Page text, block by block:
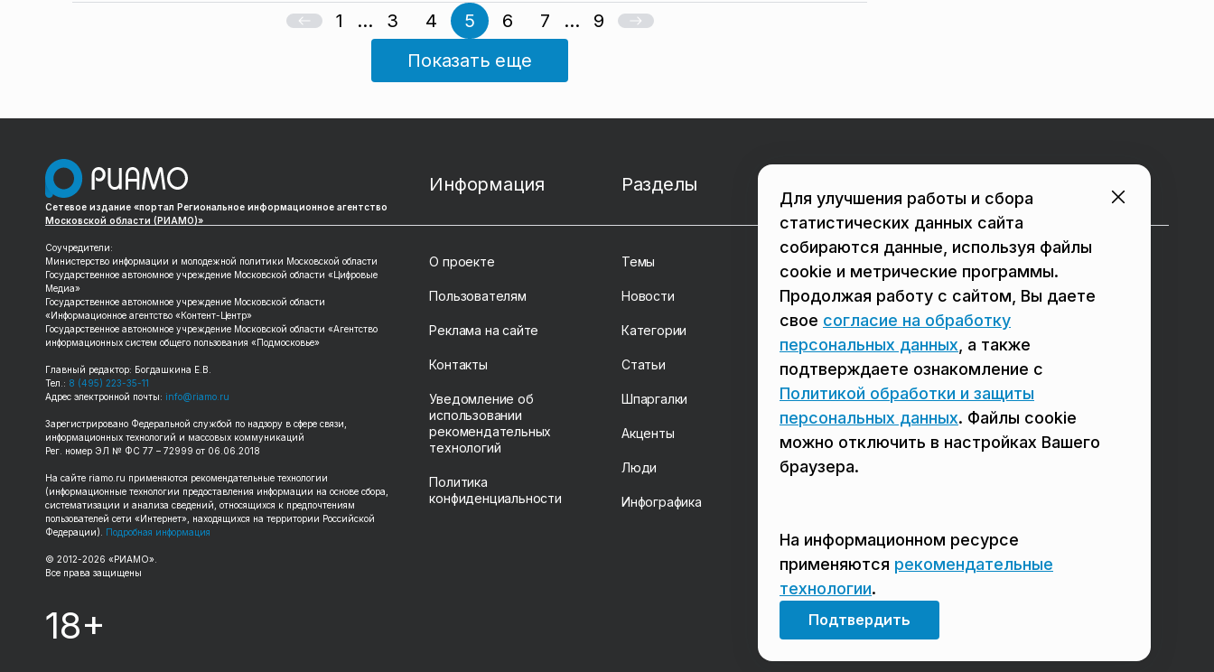
1 ... 3 4 5 6 7 ...
9
Показать еще
Сетевое издание «портал Региональное информационное агентство
Московской области (РИАМО)»
Соучредители:
Министерство информации и молодежной политики Московской области
Государственное автономное учреждение Московской области «Цифровые
Медиа»
Государственное автономное учреждение Московской области
«Информационное агентство «Контент-Центр»
Государственное автономное учреждение Московской области «Агентство
информационных систем общего пользования «Подмосковье»
Главный редактор: Богдашкина Е.В.
Тел.: 8 (495) 223-35-11
Адрес электронной почты: info@riamo.ru
Зарегистрировано Федеральной службой по надзору в сфере связи,
информационных технологий и массовых коммуникаций
Рег. номер ЭЛ № ФС 77 – 72999 от 06.06.2018
На сайте riamo.ru применяются рекомендательные технологии
(информационные технологии предоставления информации на основе сбора,
систематизации и анализа сведений, относящихся к предпочтениям
пользователей сети «Интернет», находящихся на территории Российской
Федерации).
Подробная информация
© 2012-2026 «РИАМО».
Все права защищены
Информация
О проекте
Пользователям
Реклама на сайте
Контакты
Уведомление об
использовании
рекомендательных
технологий
Политика
конфиденциальности
Разделы
Темы
Новости
Категории
Статьи
Шпаргалки
Акценты
Люди
Инфографика
в Подольске в Люберцах
в Мытищах в Красногорске
в Реутове в Королёве
в Балашихе в Домодедово
в Сергиевом Посаде в Щёлково
18+ Мы в соцсетях
Для улучшения работы и сбора
статистических данных сайта
собираются данные, используя файлы
cookie и метрические программы.
Продолжая работу с сайтом, Вы даете
свое согласие на обработку
персональных данных , а также
подтверждаете ознакомление с
Политикой обработки и защиты
персональных данных. Файлы cookie
можно отключить в настройках Вашего
браузера.
На информационном ресурсе
применяются рекомендательные
технологии.
Подтвердить